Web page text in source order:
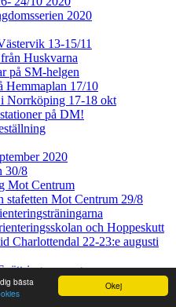
Okej
bästa
2020
13-15/11
Huskvarna
på SM-helgen
Hemmaplan 17/10
Norrköping 17-18 okt
på DM!
2020
30/8
Mot Centrum
stafetten Mot Centrum 29/8
och Hoppeskutt
Charlottendal 22-23:e augusti
arrangerar
21-23 augusti.
Orientering Stockholm